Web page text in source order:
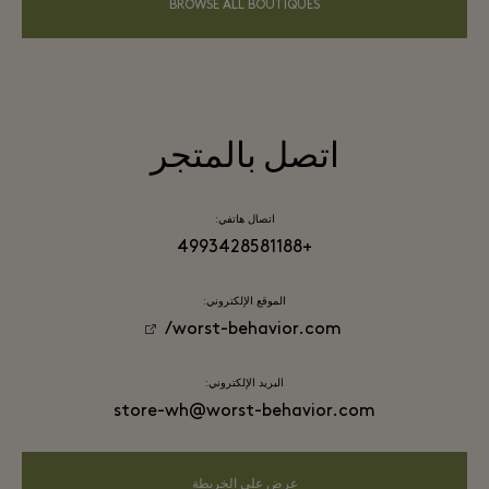
BROWSE ALL BOUTIQUES
اتصل بالمتجر
اتصال هاتفي:
+4993428581188
الموقع الإلكتروني:
worst-behavior.com/
البريد الإلكتروني:
store-wh@worst-behavior.com
عرض على الخريطة